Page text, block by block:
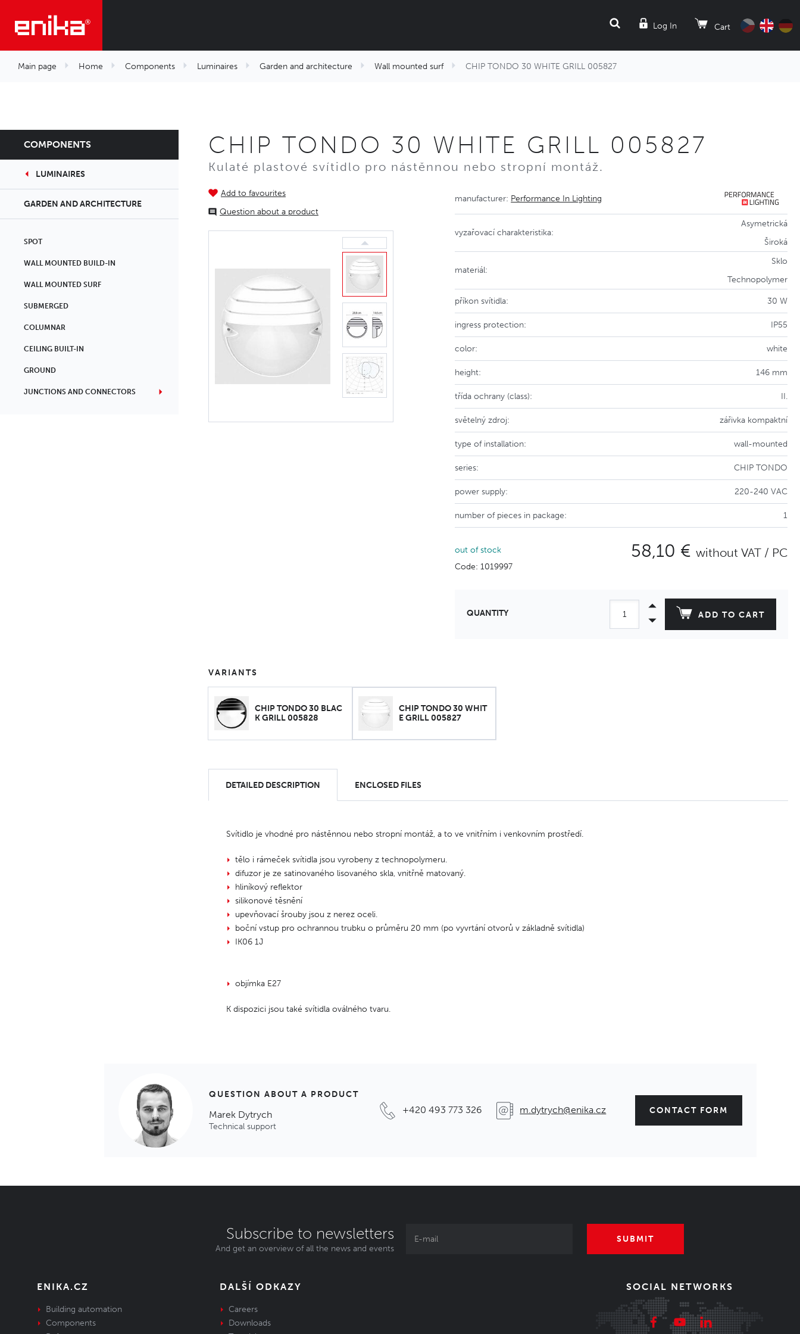
Log In Cart
SEARCH
Main page Home Components Luminaires Garden and architecture Wall mounted surf CHIP TONDO 30 WHITE GRILL 005827
COMPONENTS
LUMINAIRES
GARDEN AND ARCHITECTURE
SPOT
WALL MOUNTED BUILD-IN
WALL MOUNTED SURF
SUBMERGED
COLUMNAR
CEILING BUILT-IN
GROUND
JUNCTIONS AND CONNECTORS
CHIP TONDO 30 WHITE GRILL 005827
Kulaté plastové svítidlo pro nástěnnou nebo stropní montáž.
Add to favourites
Question about a product
manufacturer: Performance In Lighting
vyzařovací charakteristika:
Asymetrická
Široká
materiál:
Sklo
Technopolymer
příkon svítidla: 30 W
ingress protection: IP55
color: white
height: 146 mm
třída ochrany (class): II.
světelný zdroj: zářivka kompaktní
type of installation: wall-mounted
series: CHIP TONDO
power supply: 220-240 VAC
number of pieces in package: 1
out of stock
Code: 1019997
58,10 € without VAT / PC
QUANTITY ADD TO CART
VARIANTS
CHIP TONDO 30 BLAC
K GRILL 005828
CHIP TONDO 30 WHIT
E GRILL 005827
DETAILED DESCRIPTION ENCLOSED FILES
Svítidlo je vhodné pro nástěnnou nebo stropní montáž, a to ve vnitřním i venkovním prostředí.
tělo i rámeček svítidla jsou vyrobeny z technopolymeru.
difuzor je ze satinovaného lisovaného skla, vnitřně matovaný.
hliníkový reflektor
silikonové těsnění
upevňovací šrouby jsou z nerez oceli.
boční vstup pro ochrannou trubku o průměru 20 mm (po vyvrtání otvorů v základně svítidla)
IK06 1J
objímka E27
K dispozici jsou také svítidla oválného tvaru.
QUESTION ABOUT A PRODUCT
Marek Dytrych
Technical support
+420 493 773 326 m.dytrych@enika.cz CONTACT FORM
Subscribe to newsletters
And get an overview of all the news and events
SUBMIT
ENIKA.CZ
Building automation
Components
DALŠÍ ODKAZY
Careers
Downloads
SOCIAL NETWORKS